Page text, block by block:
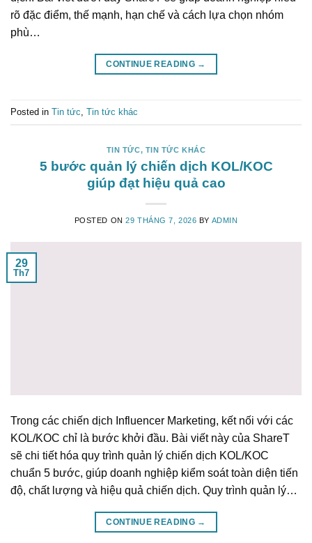
rõ đặc điểm, thế mạnh, hạn chế và cách lựa chọn nhóm
phù…
CONTINUE READING →
Posted in Tin tức Tin tức khác
TIN TỨC, TIN TỨC KHÁC
5 bước quản lý chiến dịch KOL/KOC
giúp đạt hiệu quả cao
POSTED ON29 THÁNG 7, 2026 BY ADMIN
29
Th7
Trong các chiến dịch Influencer Marketing, kết nối với các
KOL/KOC chỉ là bước khởi đầu. Bài viết này của ShareT
sẽ chi tiết hóa quy trình quản lý chiến dịch KOL/KOC
chuẩn 5 bước, giúp doanh nghiệp kiểm soát toàn diện tiến
độ, chất lượng và hiệu quả chiến dịch. Quy trình quản lý…
CONTINUE READING →